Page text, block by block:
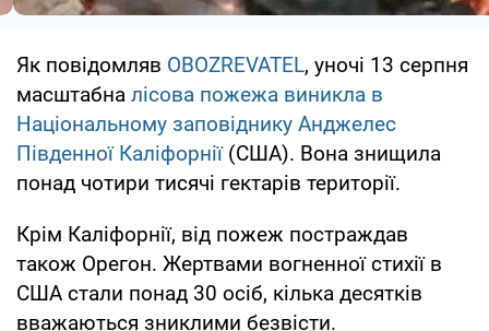
Як повідомляв OBOZREVATEL, уночі 13 серпня
масштабна лісова пожежа виникла в
Національному заповіднику Анджелес
Південної Каліфорнії(США). Вона знищила
понад чотири тисячі гектарів території.
Крім Каліфорнії, від пожеж постраждав
також Орегон. Жертвами вогненної стихії в
США стали понад 30 осіб, кілька десятків
вважаються зниклими безвісти.